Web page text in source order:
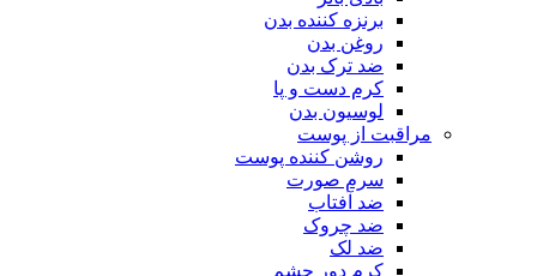
برنزه کننده بدن
روغن بدن
ضد ترک بدن
کرم دست و پا
لوسیون بدن
مراقبت از پوست
روشن کننده پوست
سرم صورت
ضد آفتاب
ضد چروک
ضد لک
کرم دور چشم